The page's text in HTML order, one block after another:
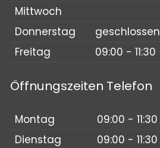
Mittwoch
Donnerstag
geschlossen
Freitag
09:00 - 11:30
Öffnungszeiten Telefon
Montag 09:00 - 11:30
Dienstag
09:00 - 11:30